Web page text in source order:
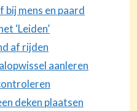
mens en paard
‘Leiden’
af rijden
aanleren
deken plaatsen